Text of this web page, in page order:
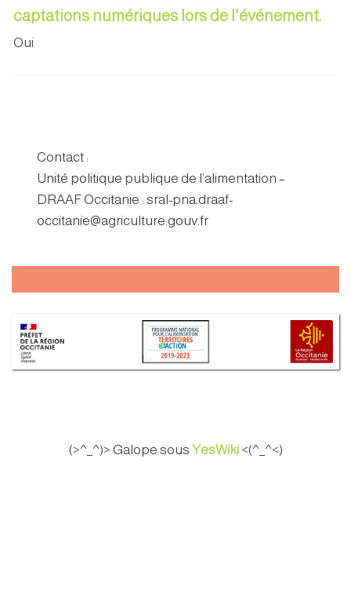
captations numériques lors de l'événement.
Oui
Contact :
Unité politique publique de l’alimentation –
DRAAF Occitanie : sral-pna.draaf-
occitanie@agriculture.gouv.fr
(>^_^)> Galope sous YesWiki<(^_^<)